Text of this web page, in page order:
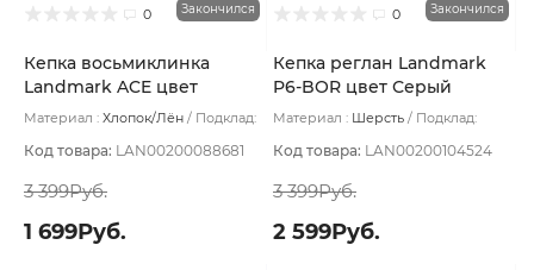
0 Закончился
Кепка восьмиклинка
Landmark ACE цвет
Бежевый светлый размер
Материал : Хлопок/Лён
Подклад:
Код товара: LAN00200088681
3 399Руб.
1 699Руб.
0 Закончился
Кепка реглан Landmark
P6-BOR цвет Серый
темный размер 57
Материал : Шерсть
Подклад:
Код товара: LAN00200104524
3 399Руб.
2 599Руб.